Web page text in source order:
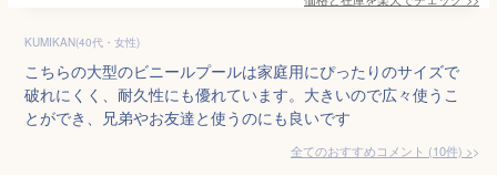
KUMIKAN(40代・女性)
こちらの大型のビニールプールは家庭用にぴったりのサイズで
破れにくく、耐久性にも優れています。大きいので広々使うこ
とができ、兄弟やお友達と使うのにも良いです
全てのおすすめコメント (10件) >